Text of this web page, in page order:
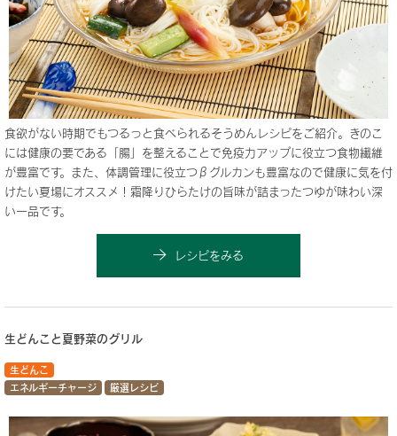
食欲がない時期でもつるっと食べられるそうめんレシピをご紹介。きのこ
には健康の要である「腸」を整えることで免疫力アップに役立つ食物繊維
が豊富です。また、体調管理に役立つβグルカンも豊富なので健康に気を付
けたい夏場にオススメ！霜降りひらたけの旨味が詰まったつゆが味わい深
い一品です。
レシピをみる
生どんこと夏野菜のグリル
生どんこ
エネルギーチャージ
厳選レシピ